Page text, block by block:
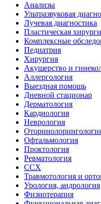
Анализы
Ультразвуковая
Лучевая диагностика
Пластическая
Комплексные
Педиатрия
Хирургия
Акушерство и
Аллергология
Выездная помощь
Дневной стационар
Дерматология
Кардиология
Неврология
Офтальмология
Проктология
Ревматология
ССХ
Травмотология и
Урология, андрология
Физиотерапия